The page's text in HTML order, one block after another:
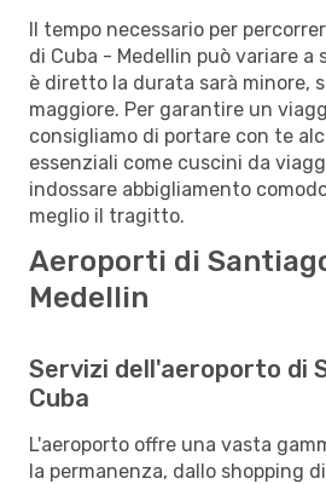
Il tempo necessario per
di Cuba - Medellin può variare a
è diretto la durata sarà minore,
maggiore. Per garantire un
consigliamo di portare con te
essenziali come cuscini da
indossare abbigliamento
meglio il tragitto.
Aeroporti di
Medellin
Servizi dell'aeroporto di
Cuba
L'aeroporto offre una vasta
la permanenza, dallo shopping